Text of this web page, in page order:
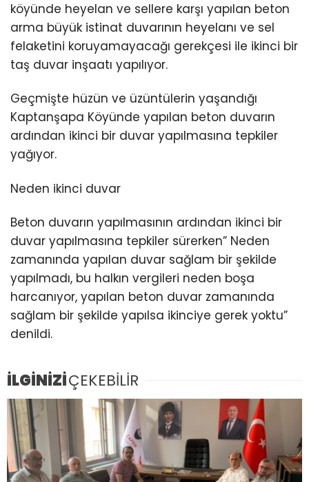
köyünde heyelan ve sellere karşı yapılan beton
arma büyük istinat duvarının heyelanı ve sel
felaketini koruyamayacağı gerekçesi ile ikinci bir
taş duvar inşaatı yapılıyor.
Geçmişte hüzün ve üzüntülerin yaşandığı
Kaptanşapa Köyünde yapılan beton duvarın
ardından ikinci bir duvar yapılmasına tepkiler
yağıyor.
Neden ikinci duvar
Beton duvarın yapılmasının ardından ikinci bir
duvar yapılmasına tepkiler sürerken” Neden
zamanında yapılan duvar sağlam bir şekilde
yapılmadı, bu halkın vergileri neden boşa
harcanıyor, yapılan beton duvar zamanında
sağlam bir şekilde yapılsa ikinciye gerek yoktu”
denildi.
İLGİNİZİÇEKEBİLİR